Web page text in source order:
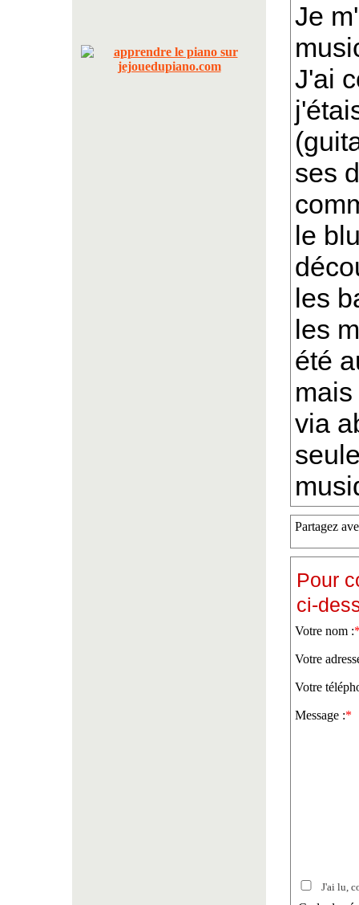
Je
J'ai
ses
le
les
les
été
via
Partagez
Pour
ci-
Votre nom :
Votre
Votre
Message :*
J'ai lu,